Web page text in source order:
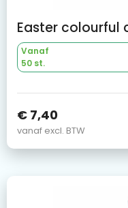
Easter colourful
Vanaf
50 st.
€ 7,40
vanaf excl. BTW